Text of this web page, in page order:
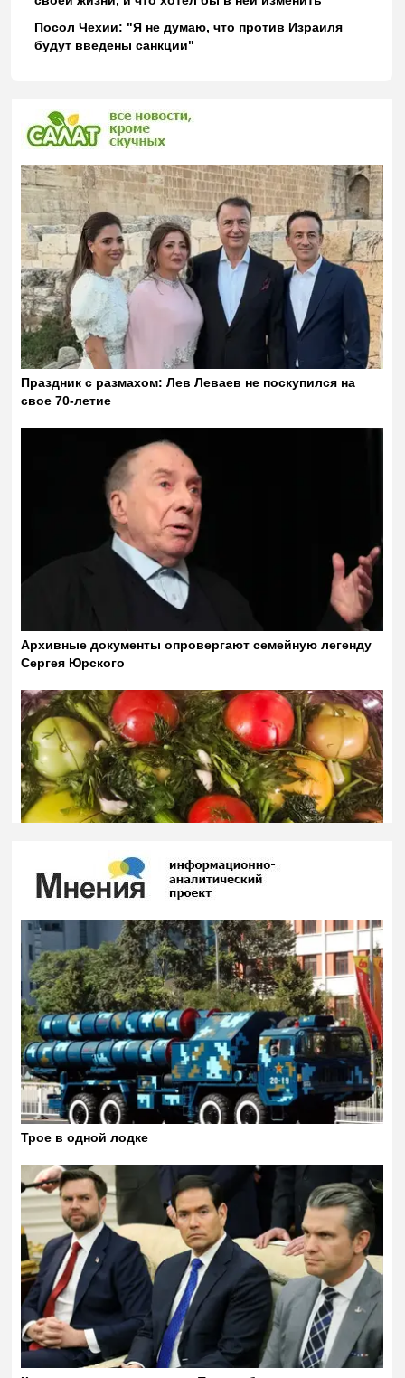
Посол Чехии: "Я не думаю, что против Израиля
будут введены санкции"